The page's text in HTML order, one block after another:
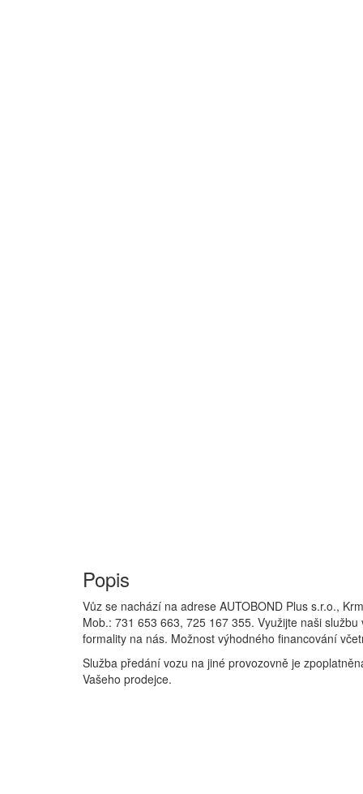
Popis
Vůz se nachází na adrese AUTOBOND Plus s.r.o.,
Mob.: 731 653 663, 725 167 355. Využijte naši
formality na nás. Možnost výhodného financování
Služba předání vozu na jiné provozovně je
Vašeho prodejce.